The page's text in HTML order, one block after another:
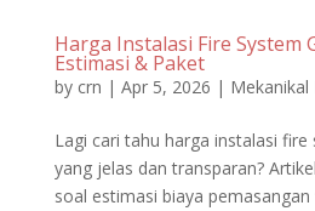
Harga Instalasi Fire System
Estimasi & Paket
by crn | Apr 5, 2026 | Mekanikal
Lagi cari tahu harga instalasi
yang jelas dan transparan?
soal estimasi biaya